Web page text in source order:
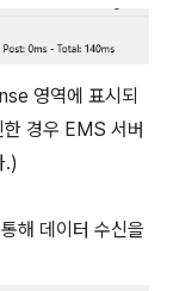
영역에 표시되
경우 EMS 서버
.)
해 데이터 수신을